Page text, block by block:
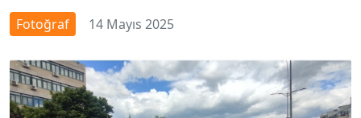
Fotoğraf 14 Mayıs 2025